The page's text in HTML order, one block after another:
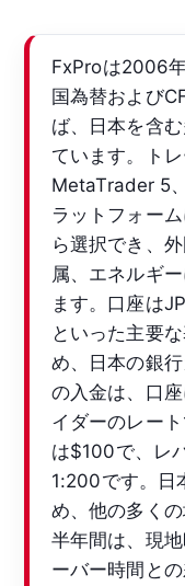
FxProは2006
国為替および
ば、日本を含
ています。ト
MetaTrader 5
ラットフォー
ら選択でき、
属、エネルギ
ます。口座は
といった主要
め、日本の銀
の入金は、口
イダーのレー
は$100で、レ
1:200です。日
め、他の多く
半年間は、現
ーバー時間と